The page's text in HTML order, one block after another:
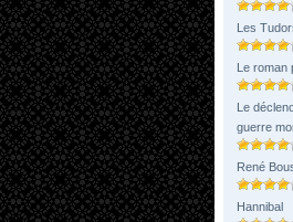
Les
Le roman
Le
guerre
René
Hannibal